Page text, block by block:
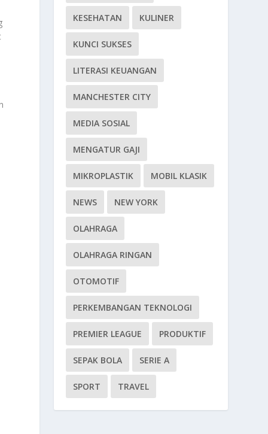
KESEHATAN KULINER
KUNCI SUKSES
LITERASI KEUANGAN
MANCHESTER CITY
MEDIA SOSIAL
MENGATUR GAJI
MIKROPLASTIK MOBIL KLASIK
NEWS NEW YORK
OLAHRAGA
OLAHRAGA RINGAN
OTOMOTIF
PERKEMBANGAN TEKNOLOGI
PREMIER LEAGUE PRODUKTIF
SEPAK BOLA SERIE A
SPORT TRAVEL